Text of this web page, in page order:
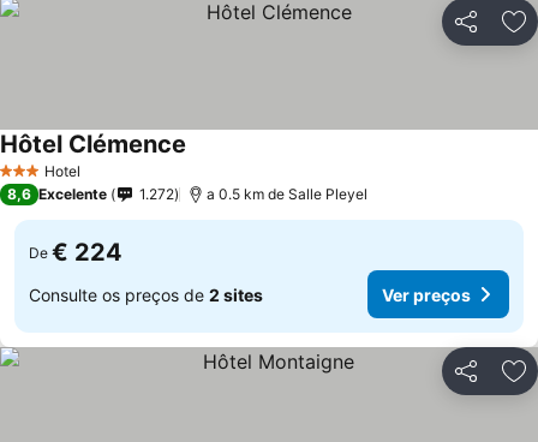
Partilhar
3 EstrelasHotel
Hôtel Clémence
8,6 Excelente 1.272 a 0.5 km de Salle Pleyel
De € 224
Consulte os preços de 2 sites Ver preços
Partilhar